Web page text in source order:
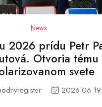
News
2026 prídu Petr
Otvoria
svete
2026.06.19.